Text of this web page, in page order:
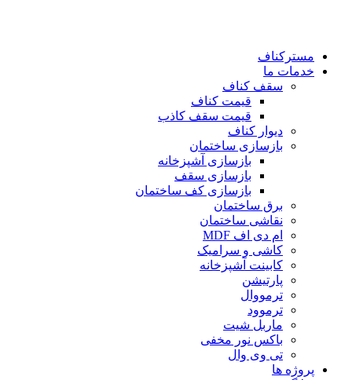
مسترکناف
خدمات ما
سقف کناف
قیمت کناف
قیمت سقف کاذب
دیوار کناف
بازسازی ساختمان
بازسازی آشپزخانه
بازسازی سقف
بازسازی کف ساختمان
برق ساختمان
نقاشی ساختمان
ام دی اف MDF
کاشی و سرامیک
کابینت آشپزخانه
پارتیشن
ترمووال
ترموود
ماربل شیت
باکس نور مخفی
تی وی وال
پروژه ها